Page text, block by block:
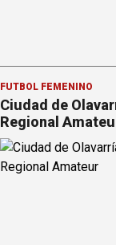
FÚTBOL FEMENINO
Ciudad de
Regional